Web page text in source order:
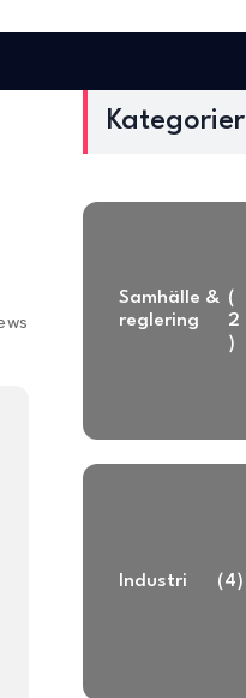
Kategorier
Samhälle &
reglering
(
2
)
Industri (4)